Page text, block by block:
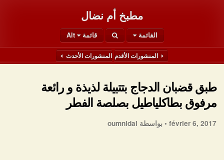
مطبخ أم نضال
القائمة قائمة Alt
المنشورات الأقدم المنشورات الأحدث
طبق قضبان الدجاج بتتبيلة لذيذة و رائعة
مرفوق بطاكلياطيل بصلصة الفطر
février 6, 2017 • بواسطة oumnidal